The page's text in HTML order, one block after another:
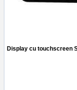
Display cu touchscreen